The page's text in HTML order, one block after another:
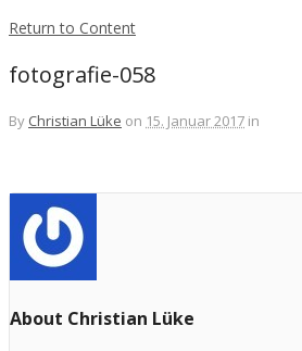
Return to Content
fotografie-058
By Christian Lüke on 15. Januar 2017 in
About Christian Lüke